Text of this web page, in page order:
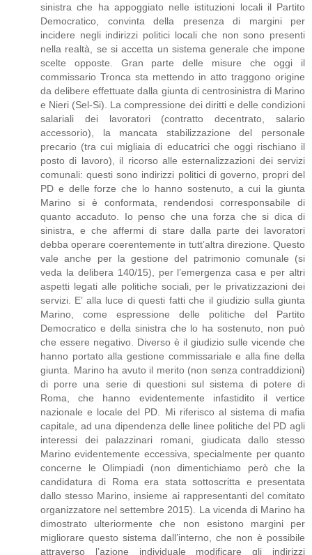
sinistra che ha appoggiato nelle istituzioni locali il Partito
Democratico, convinta della presenza di margini per
incidere negli indirizzi politici locali che non sono presenti
nella realtà, se si accetta un sistema generale che impone
scelte opposte. Gran parte delle misure che oggi il
commissario Tronca sta mettendo in atto traggono origine
da delibere effettuate dalla giunta di centrosinistra di Marino
e Nieri (Sel-Si). La compressione dei diritti e delle condizioni
salariali dei lavoratori (contratto decentrato, salario
accessorio), la mancata stabilizzazione del personale
precario (tra cui migliaia di educatrici che oggi rischiano il
posto di lavoro), il ricorso alle esternalizzazioni dei servizi
comunali: questi sono indirizzi politici di governo, propri del
PD e delle forze che lo hanno sostenuto, a cui la giunta
Marino si è conformata, rendendosi corresponsabile di
quanto accaduto. Io penso che una forza che si dica di
sinistra, e che affermi di stare dalla parte dei lavoratori
debba operare coerentemente in tutt’altra direzione. Questo
vale anche per la gestione del patrimonio comunale (si
veda la delibera 140/15), per l’emergenza casa e per altri
aspetti legati alle politiche sociali, per le privatizzazioni dei
servizi. E’ alla luce di questi fatti che il giudizio sulla giunta
Marino, come espressione delle politiche del Partito
Democratico e della sinistra che lo ha sostenuto, non può
che essere negativo. Diverso è il giudizio sulle vicende che
hanno portato alla gestione commissariale e alla fine della
giunta. Marino ha avuto il merito (non senza contraddizioni)
di porre una serie di questioni sul sistema di potere di
Roma, che hanno evidentemente infastidito il vertice
nazionale e locale del PD. Mi riferisco al sistema di mafia
capitale, ad una dipendenza delle linee politiche del PD agli
interessi dei palazzinari romani, giudicata dallo stesso
Marino evidentemente eccessiva, specialmente per quanto
concerne le Olimpiadi (non dimentichiamo però che la
candidatura di Roma era stata sottoscritta e presentata
dallo stesso Marino, insieme ai rappresentanti del comitato
organizzatore nel settembre 2015). La vicenda di Marino ha
dimostrato ulteriormente che non esistono margini per
migliorare questo sistema dall’interno, che non è possibile
attraverso l’azione individuale modificare gli indirizzi